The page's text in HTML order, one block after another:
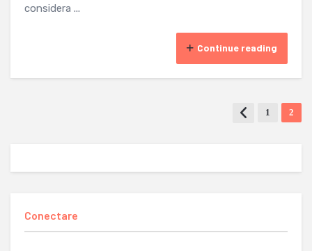
considera ...
Continue reading
1 2
Conectare